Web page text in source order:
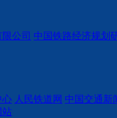
公司 中国铁路经济规划
心 人民铁道网 中国交通新
站